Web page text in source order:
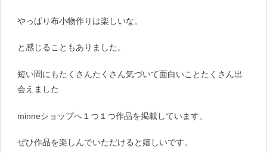
やっぱり布小物作りは楽しいな。
と感じることもありました。
短い間にもたくさんたくさん気づいて面白いことたくさん出
会えました
minneショップへ１つ１つ作品を掲載しています。
ぜひ作品を楽しんでいただけると嬉しいです。